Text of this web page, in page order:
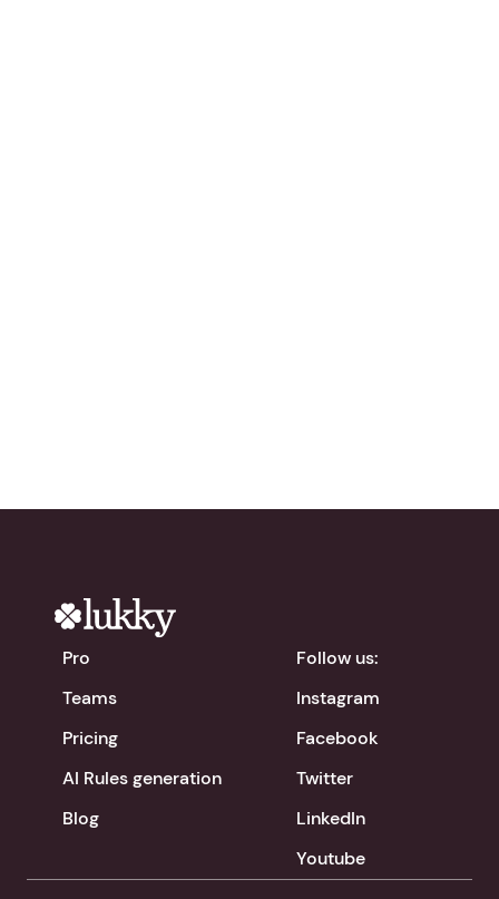
Pro
Teams
Pricing
AI Rules generation
Blog
Follow us:
Instagram
Facebook
Twitter
LinkedIn
Youtube